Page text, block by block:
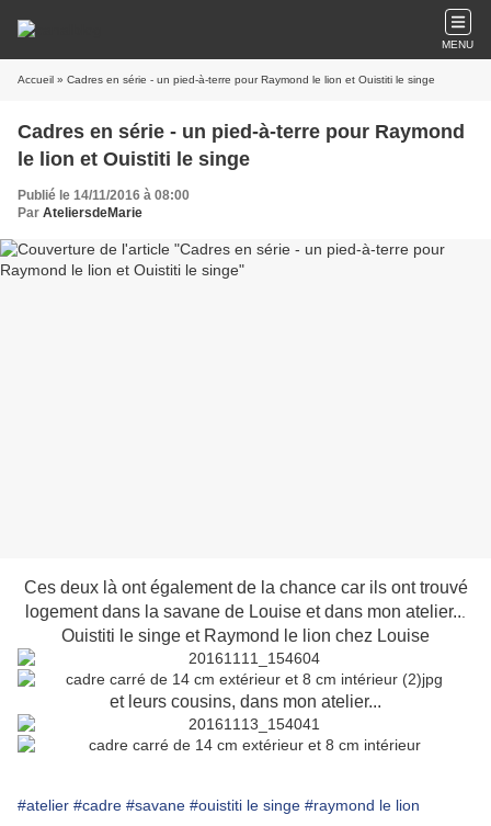
MENU
Accueil » Cadres en série - un pied-à-terre pour Raymond le lion et Ouistiti le singe
Cadres en série - un pied-à-terre pour Raymond
le lion et Ouistiti le singe
Publié le 14/11/2016 à 08:00
Par AteliersdeMarie
Ces deux là ont également de la chance car ils ont trouvé
logement dans la savane de Louise et dans mon atelier..
Ouistiti le singe et Raymond le lion chez Louise
et leurs cousins, dans mon atelier...
#atelier #cadre #savane #ouistiti le singe #raymond le lion